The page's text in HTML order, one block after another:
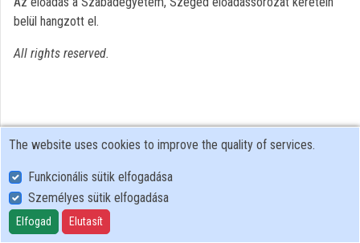
belül hangzott el.
All rights reserved.
User Policy
Adatkezelési tájékoztató (en)
Cookie Policy
The website uses cookies to improve the quality of services.
Funkcionális sütik elfogadása
Személyes sütik elfogadása
Elfogad Elutasít